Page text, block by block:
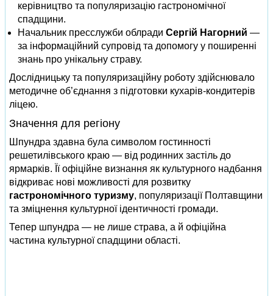
керівництво та популяризацію гастрономічної
спадщини.
Начальник пресслужби облради Сергій Нагорний —
за інформаційний супровід та допомогу у поширенні
знань про унікальну страву.
Дослідницьку та популяризаційну роботу здійснювало
методичне об’єднання з підготовки кухарів‑кондитерів
ліцею.
Значення для регіону
Шпундра здавна була символом гостинності
решетилівського краю — від родинних застіль до
ярмарків. Її офіційне визнання як культурного надбання
відкриває нові можливості для розвитку
гастрономічного туризму, популяризації Полтавщини
та зміцнення культурної ідентичності громади.
Тепер шпундра — не лише страва, а й офіційна
частина культурної спадщини області.